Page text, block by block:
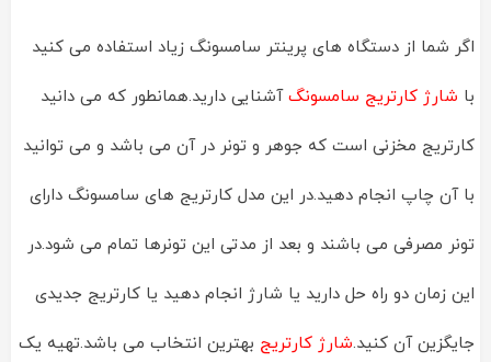
اگر شما از دستگاه های پرینتر سامسونگ زیاد استفاده می کنید
با شارژ کارتریج سامسونگ آشنایی دارید.همانطور که می دانید
کارتریج مخزنی است که جوهر و تونر در آن می باشد و می توانید
با آن چاپ انجام دهید.در این مدل کارتریج های سامسونگ دارای
تونر مصرفی می باشند و بعد از مدتی این تونرها تمام می شود.در
این زمان دو راه حل دارید یا شارژ انجام دهید یا کارتریج جدیدی
جایگزین آن کنید.شارژ کارتریج بهترین انتخاب می باشد.تهیه یک